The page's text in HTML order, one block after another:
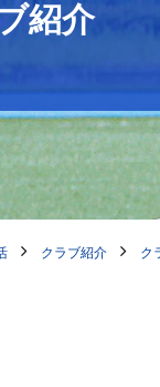
紹介
クラブ紹介 ク